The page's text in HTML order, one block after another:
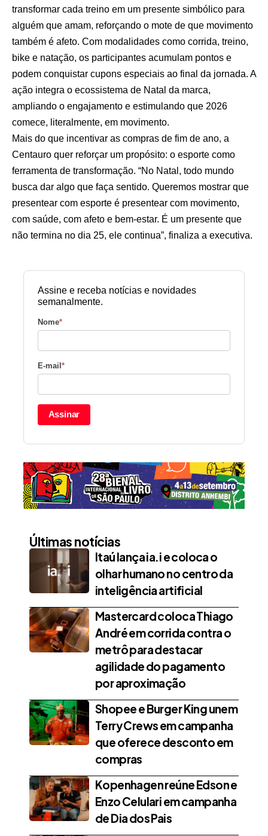
transformar cada treino em um presente simbólico para
alguém que amam, reforçando o mote de que movimento
também é afeto. Com modalidades como corrida, treino,
bike e natação, os participantes acumulam pontos e
podem conquistar cupons especiais ao final da jornada. A
ação integra o ecossistema de Natal da marca,
ampliando o engajamento e estimulando que 2026
comece, literalmente, em movimento.
Mais do que incentivar as compras de fim de ano, a
Centauro quer reforçar um propósito: o esporte como
ferramenta de transformação. “No Natal, todo mundo
busca dar algo que faça sentido. Queremos mostrar que
presentear com esporte é presentear com movimento,
com saúde, com afeto e bem-estar. É um presente que
não termina no dia 25, ele continua”, finaliza a executiva.
Assine e receba notícias e novidades
semanalmente.
Nome*
E-mail *
Assinar
Últimas notícias
Itaú lança ia.i e coloca o
olhar humano no centro da
inteligência artificial
Mastercard coloca Thiago
André em corrida contra o
metrô para destacar
agilidade do pagamento
por aproximação
Shopee e Burger King unem
Terry Crews em campanha
que oferece desconto em
compras
Kopenhagen reúne Edson e
Enzo Celulari em campanha
de Dia dos Pais